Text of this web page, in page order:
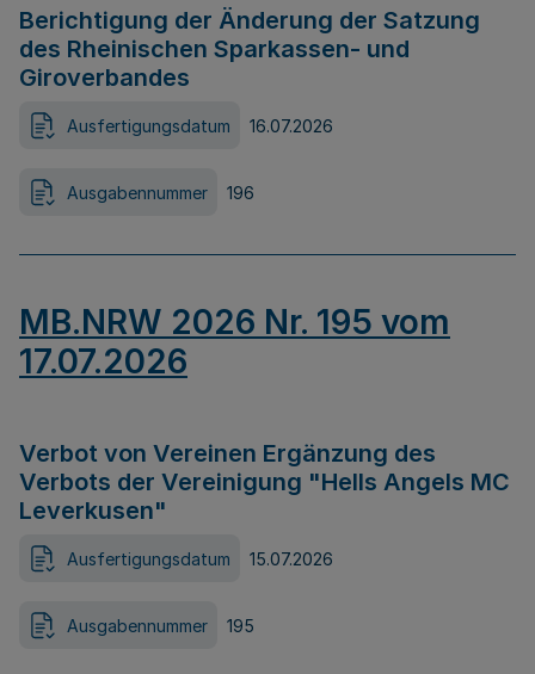
Berichtigung der Änderung der Satzung
des Rheinischen Sparkassen- und
Giroverbandes
Ausfertigungsdatum 16.07.2026
Ausgabennummer 196
MB.NRW 2026 Nr. 195 vom
17.07.2026
Verbot von Vereinen Ergänzung des
Verbots der Vereinigung "Hells Angels MC
Leverkusen"
Ausfertigungsdatum 15.07.2026
Ausgabennummer 195